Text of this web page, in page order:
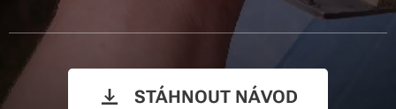
STÁHNOUT NÁVOD